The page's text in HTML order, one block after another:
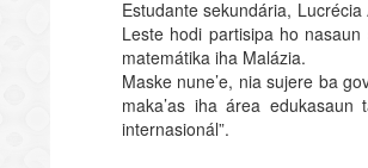
Estudante sekundária,
Leste hodi partisipa ho
matemátika iha Malázia.
Maske nune’e, nia sujere ba
maka’as iha área
internasionál”.